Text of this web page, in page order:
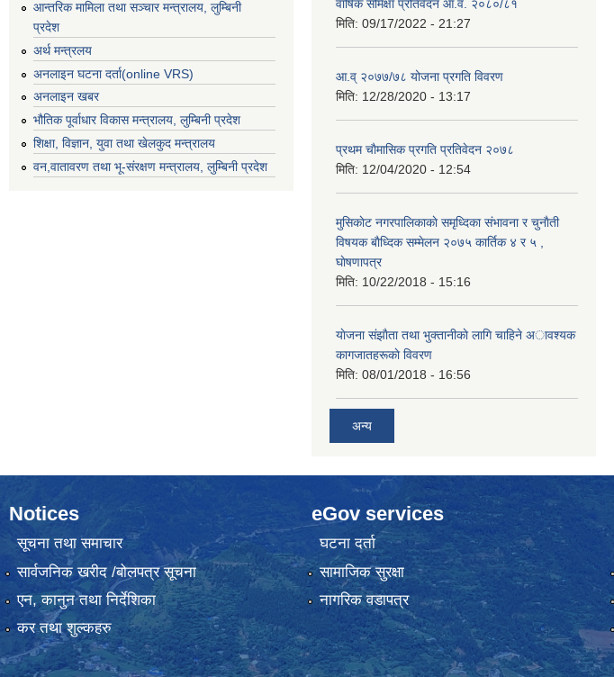
आन्तरिक मामिला तथा सञ्चार मन्त्रालय, लुम्बिनी
प्रदेश
अर्थ मन्त्रलय
अनलाइन घटना दर्ता(online VRS)
अनलाइन खबर
भौतिक पूर्वाधार विकास मन्त्रालय, लुम्बिनी प्रदेश
शिक्षा, विज्ञान, युवा तथा खेलकुद मन्‍‍त्रालय
वन,वातावरण तथा भू-संरक्षण मन्त्रालय, लुम्बिनी प्रदेश
वार्षिक समिक्षा प्रतिवेदन आ.व. २०८०/८१
मिति: 09/17/2022 - 21:27
आ.व् २०७७/७८ योजना प्रगति विवरण
मिति: 12/28/2020 - 13:17
प्रथम चाैमासिक प्रगति प्रतिवेदन २०७८
मिति: 12/04/2020 - 12:54
मुसिकाेट नगरपालिकाकाे समृध्दिका संभावना र चुनाैती
विषयक बाैध्दिक सम्मेलन २०७५ कार्तिक ४ र ५ ,
घाेषणापत्र
मिति: 10/22/2018 - 15:16
याेजना संझाैता तथा भुक्तानीकाे लागि चाहिने अावश्यक
कागजातहरूकाे विवरण
मिति: 08/01/2018 - 16:56
अन्य
Notices
सूचना तथा समाचार
सार्वजनिक खरीद /बोलपत्र सूचना
एन, कानुन तथा निर्देशिका
कर तथा शुल्कहरु
eGov services
घटना दर्ता
सामाजिक सुरक्षा
नागरिक वडापत्र